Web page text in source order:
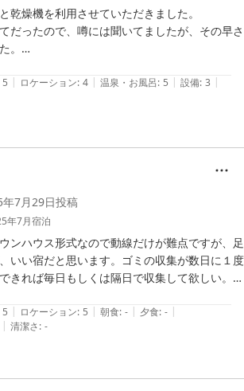
乾燥機を利用させていただきました。
だったので、噂には聞いてましたが、その早さ
。
良く、オーナーさんのこだわりも強く感じまし
のが、大変だったかな、、
5 | ロケーション: 4 | 温泉・お風呂: 5 | 設備: 3 |
7月29日投稿
年7月宿泊
ンハウス形式なので動線だけが難点ですが、足
いい宿だと思います。ゴミの収集が数日に１度
きれば毎日もしくは隔日で収集して欲しい。戸
ですが、害虫出ることがあります。かなり大き
ティにありますから各自対応が必要です。これ
しましょう。
ないとは思いますが、ベッドルームの階段上部
てアイマスクがいります。せめて就寝時にカバ
いですね。
5 | ロケーション: 5 | 朝食: - | 夕食: - |
| 清潔さ: -